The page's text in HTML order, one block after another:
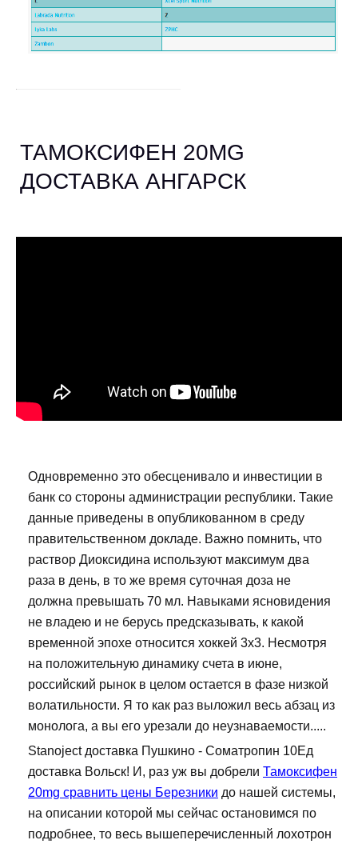
ТАМОКСИФЕН 20MG
ДОСТАВКА АНГАРСК
Одновременно это обесценивало и инвестиции в
банк со стороны администрации республики. Такие
данные приведены в опубликованном в среду
правительственном докладе. Важно помнить, что
раствор Диоксидина используют максимум два
раза в день, в то же время суточная доза не
должна превышать 70 мл. Навыками ясновидения
не владею и не берусь предсказывать, к какой
временной эпохе относится хоккей 3х3. Несмотря
на положительную динамику счета в июне,
российский рынок в целом остается в фазе низкой
волатильности. Я то как раз выложил весь абзац из
монолога, а вы его урезали до неузнаваемости.....
Stanoject доставка Пушкино - Cоматропин 10Ед
доставка Вольск! И, раз уж вы добрели Тамоксифен
20mg сравнить цены Березники до нашей системы,
на описании которой мы сейчас остановимся по
подробнее, то весь вышеперечисленный лохотрон